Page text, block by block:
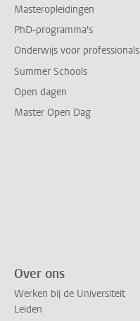
Masteropleidingen
PhD-programma's
Onderwijs voor professionals
Summer Schools
Open dagen
Master Open Dag
Over ons
Werken bij de Universiteit
Leiden